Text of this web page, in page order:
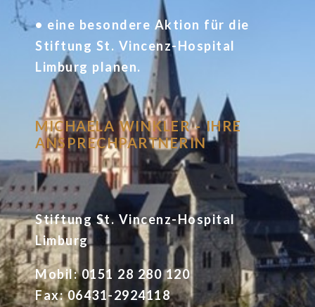
• eine besondere Aktion für die
Stiftung St. Vincenz-Hospital
Limburg planen.
MICHAELA WINKLER - IHRE
ANSPRECHPARTNERIN
Stiftung St. Vincenz-Hospital
Limburg
Mobil: 0151 28 280 120
Fax: 06431-2924118